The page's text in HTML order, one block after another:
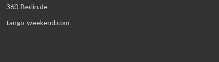
360-Berlin.de
tango-weekend.com